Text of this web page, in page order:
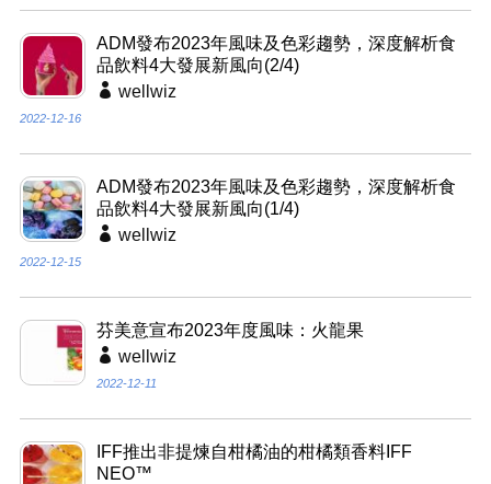
ADM發布2023年風味及色彩趨勢，深度解析食
品飲料4大發展新風向(2/4)
wellwiz
2022-12-16
ADM發布2023年風味及色彩趨勢，深度解析食
品飲料4大發展新風向(1/4)
wellwiz
2022-12-15
芬美意宣布2023年度風味：火龍果
wellwiz
2022-12-11
IFF推出非提煉自柑橘油的柑橘類香料IFF
NEO™